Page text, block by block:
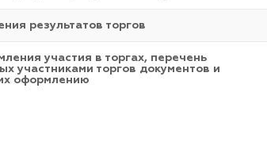
результатов торгов
участия в торгах, перечень
участниками торгов документов и
оформлению